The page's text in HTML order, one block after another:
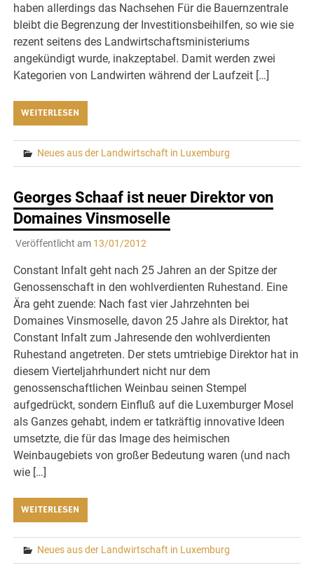
haben allerdings das Nachsehen Für die Bauernzentrale
bleibt die Begrenzung der Investitionsbeihilfen, so wie sie
rezent seitens des Landwirtschaftsministeriums
angekündigt wurde, inakzeptabel. Damit werden zwei
Kategorien von Landwirten während der Laufzeit […]
WEITERLESEN
Neues aus der Landwirtschaft in Luxemburg
Georges Schaaf ist neuer Direktor von
Domaines Vinsmoselle
Veröffentlicht am 13/01/2012
Constant Infalt geht nach 25 Jahren an der Spitze der
Genossenschaft in den wohlverdienten Ruhestand. Eine
Ära geht zuende: Nach fast vier Jahrzehnten bei
Domaines Vinsmoselle, davon 25 Jahre als Direktor, hat
Constant Infalt zum Jahresende den wohlverdienten
Ruhestand angetreten. Der stets umtriebige Direktor hat in
diesem Vierteljahrhundert nicht nur dem
genossenschaftlichen Weinbau seinen Stempel
aufgedrückt, sondern Einfluß auf die Luxemburger Mosel
als Ganzes gehabt, indem er tatkräftig innovative Ideen
umsetzte, die für das Image des heimischen
Weinbaugebiets von großer Bedeutung waren (und nach
wie […]
WEITERLESEN
Neues aus der Landwirtschaft in Luxemburg